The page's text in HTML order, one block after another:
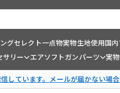
グセレクト一点物実物生地使用国
サリー エアソフトガンパーツ 実
しています。メールが届かない場